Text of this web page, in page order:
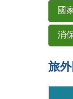
國
消
旅